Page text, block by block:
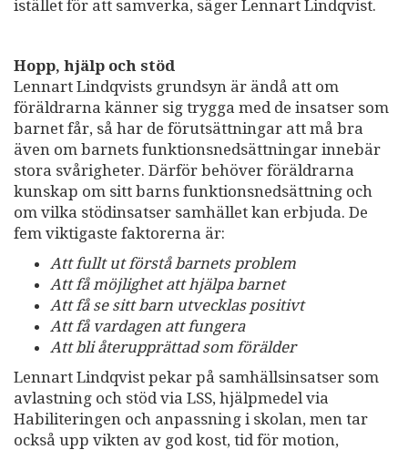
istället för att samverka, säger Lennart Lindqvist.
Hopp, hjälp och stöd
Lennart Lindqvists grundsyn är ändå att om
föräldrarna känner sig trygga med de insatser som
barnet får, så har de förutsättningar att må bra
även om barnets funktionsnedsättningar innebär
stora svårigheter. Därför behöver föräldrarna
kunskap om sitt barns funktionsnedsättning och
om vilka stödinsatser samhället kan erbjuda. De
fem viktigaste faktorerna är:
Att fullt ut förstå barnets problem
Att få möjlighet att hjälpa barnet
Att få se sitt barn utvecklas positivt
Att få vardagen att fungera
Att bli återupprättad som förälder
Lennart Lindqvist pekar på samhällsinsatser som
avlastning och stöd via LSS, hjälpmedel via
Habiliteringen och anpassning i skolan, men tar
också upp vikten av god kost, tid för motion,